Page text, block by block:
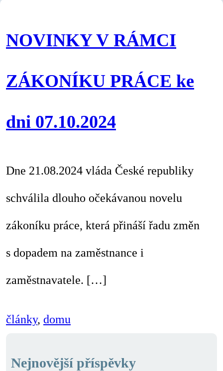
NOVINKY V RÁMCI
ZÁKONÍKU PRÁCE ke
dni 07.10.2024
Dne 21.08.2024 vláda České republiky
schválila dlouho očekávanou novelu
zákoníku práce, která přináší řadu změn
s dopadem na zaměstnance i
zaměstnavatele. […]
články, domu
Nejnovější příspěvky